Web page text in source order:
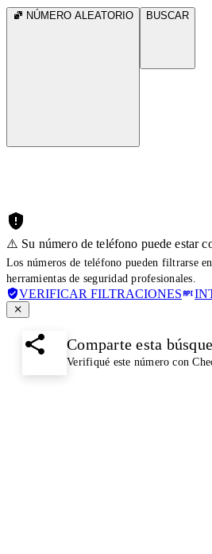
NÚMERO ALEATORIO BUSCAR
⚠️ Su número de teléfono puede estar
Los números de teléfono pueden filtrarse
herramientas de seguridad profesionales.
VERIFICAR FILTRACIONES
Comparte esta
Verifiqué este número con